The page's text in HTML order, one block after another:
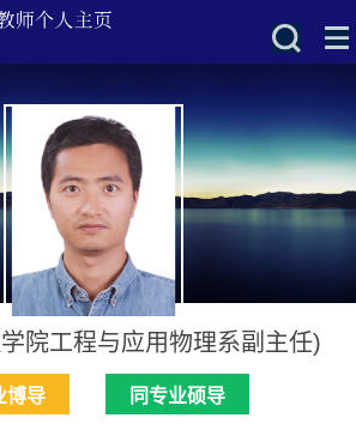
院工程与应用物理系副主任)
博导 同专业硕导